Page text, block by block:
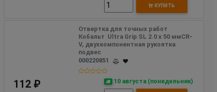
КУПИТЬ
Отвертка для точных работ
Кобальт  Ultra Grip SL 2.0 х 50 ммCR-
V, двухкомпонентная рукоятка
подвес
000220851
112 ₽ 10 августа (понедельник)